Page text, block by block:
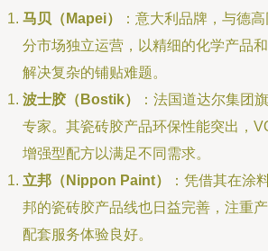
马贝（Mapei）
：意大利品牌，与德
分市场独立运营，以精细的化学产品
解决复杂的铺贴难题。
波士胶（Bostik）
：法国道达尔集团
专家。其瓷砖胶产品环保性能突出，
增强型配方以满足不同需求。
立邦（Nippon Paint）
：凭借其在涂
邦的瓷砖胶产品线也日益完善，注重
配套服务体验良好。